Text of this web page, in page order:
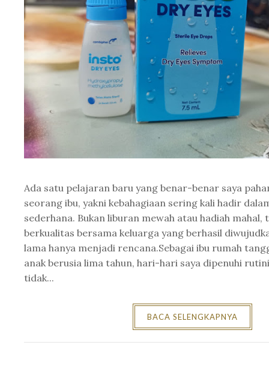
Ada satu pelajaran baru yang benar-benar saya
seorang ibu, yakni kebahagiaan sering kali hadir
sederhana. Bukan liburan mewah atau hadiah mahal,
berkualitas bersama keluarga yang berhasil
lama hanya menjadi rencana.Sebagai ibu rumah
anak berusia lima tahun, hari-hari saya dipenuhi
tidak...
BACA SELENGKAPNYA